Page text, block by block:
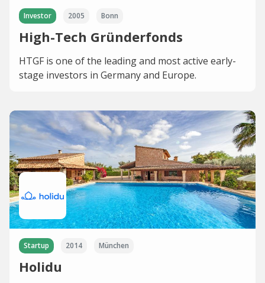
Investor 2005 Bonn
High-Tech Gründerfonds
HTGF is one of the leading and most active early-
stage investors in Germany and Europe.
Startup 2014 München
Holidu